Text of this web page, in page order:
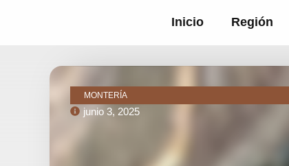
Inicio Región
MONTERÍA
junio 3, 2025